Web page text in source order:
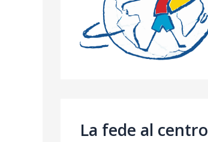
La fede al centro